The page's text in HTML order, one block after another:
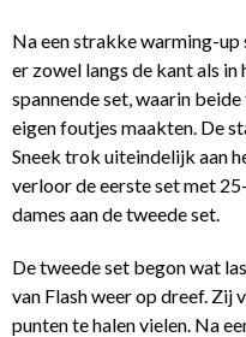
Na een strakke warming-
er zowel langs de kant als
spannende set, waarin
eigen foutjes maakten. De
Sneek trok uiteindelijk aan
verloor de eerste set met
dames aan de tweede set.
De tweede set begon wat
van Flash weer op dreef. Zij
punten te halen vielen. Na